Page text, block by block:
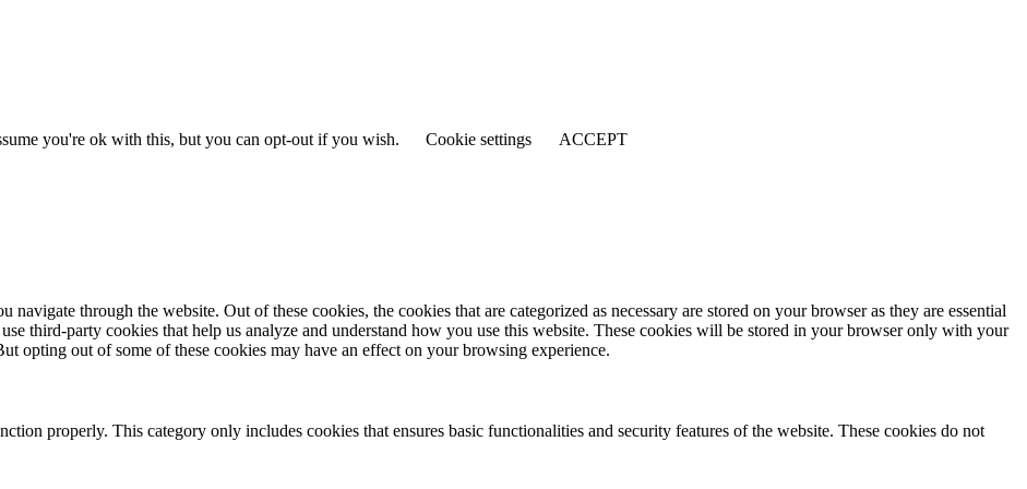
you're ok with this, but you can opt-out if you wish. Cookie settings
ACCEPT
through the website. Out of these cookies, the cookies that are categorized as necessary are stored on your browser as they are essential
third-party cookies that help us analyze and understand how you use this website. These cookies will be stored in your browser only with your
opting out of some of these cookies may have an effect on your browsing experience.
properly. This category only includes cookies that ensures basic functionalities and security features of the website. These cookies do not